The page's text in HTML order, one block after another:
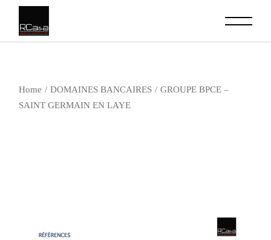
content
Home DOMAINES BANCAIRES
GROUPE BPCE –
SAINT GERMAIN EN LAYE